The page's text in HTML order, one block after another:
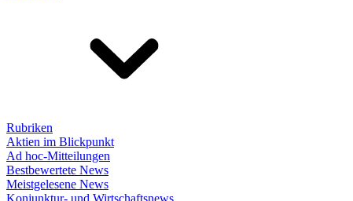
Rubriken
Aktien im Blickpunkt
Ad hoc-Mitteilungen
Bestbewertete News
Meistgelesene News
Konjunktur- und Wirtschaftsnews